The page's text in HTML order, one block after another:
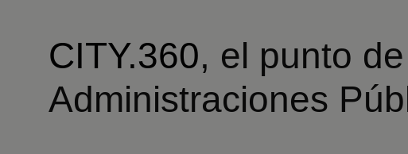
CITY.360, el punto
Administraciones